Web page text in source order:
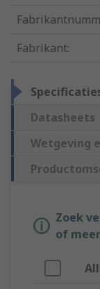
Fabrikant:
Datasheets
Wetgeving
Zoek
of